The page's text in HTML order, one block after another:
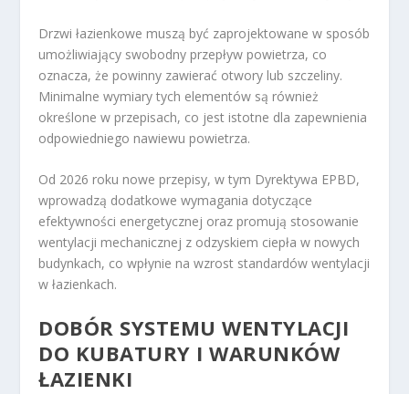
Drzwi łazienkowe muszą być zaprojektowane w sposób
umożliwiający swobodny przepływ powietrza, co
oznacza, że powinny zawierać otwory lub szczeliny.
Minimalne wymiary tych elementów są również
określone w przepisach, co jest istotne dla zapewnienia
odpowiedniego nawiewu powietrza.
Od 2026 roku nowe przepisy, w tym Dyrektywa EPBD,
wprowadzą dodatkowe wymagania dotyczące
efektywności energetycznej oraz promują stosowanie
wentylacji mechanicznej z odzyskiem ciepła w nowych
budynkach, co wpłynie na wzrost standardów wentylacji
w łazienkach.
DOBÓR SYSTEMU WENTYLACJI
DO KUBATURY I WARUNKÓW
ŁAZIENKI